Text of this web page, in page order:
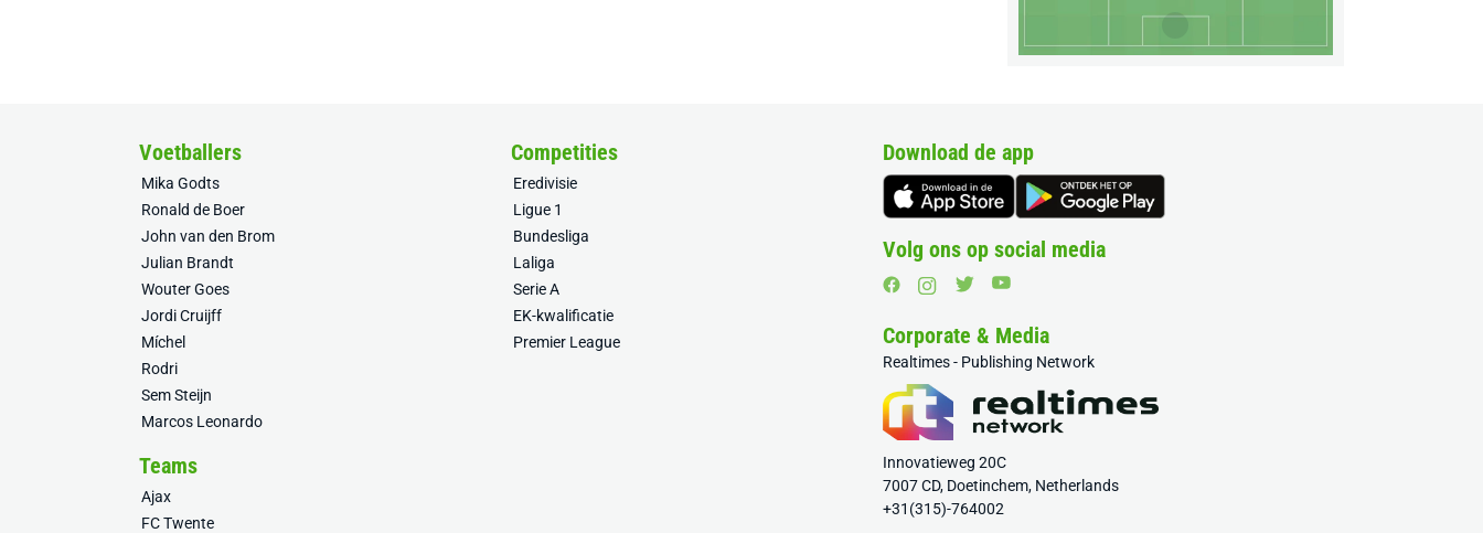
Voetballers
Mika Godts
Ronald de Boer
John van den Brom
Julian Brandt
Wouter Goes
Jordi Cruijff
Míchel
Rodri
Sem Steijn
Marcos Leonardo
Competities
Eredivisie
Ligue 1
Bundesliga
Laliga
Serie A
EK-kwalificatie
Premier League
Teams
Ajax
FC Twente
Download de app
Volg ons op social media
Corporate & Media
Realtimes - Publishing Network
Innovatieweg 20C
7007 CD, Doetinchem, Netherlands
+31(315)-764002